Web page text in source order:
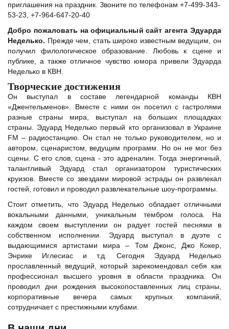
приглашения на праздник. Звоните по телефонам +7-499-343-
53-23, +7-964-647-20-40
Добро пожаловать на официальный сайт агента Эдуарда
Неделько. Прежде чем, стать широко известным ведущим, он
получил филологическое образование. Любовь к сцене и
публике, а также отличное чувство юмора привели Эдуарда
Неделько в КВН.
Творческие достижения
Он выступал в составе легендарной команды КВН
«Джентельменов». Вместе с ними он посетил с гастролями
разные страны мира, выступал на больших площадках
страны. Эдуард Неделько первый кто организовал в Украине
FM – радиостанцию. Он стал не только руководителем, но и
автором, сценаристом, ведущим программ. Но он не мог без
сцены. С его слов, сцена - это адреналин. Тогда энергичный,
талантливый Эдуард стал организатором туристических
круизов. Вместе со звездами мировой эстрады он развлекал
гостей, готовил и проводил развлекательные шоу-программы.
Стоит отметить, что Эдуард Неделько обладает отличными
вокальными данными, уникальным тембром голоса. На
каждом своем выступлении он радует гостей песнями в
собственном исполнении. Эдуард выступал в дуэте с
выдающимися артистами мира – Том Джонс, Джо Кокер,
Энрике Иглесиас и т.д. Сегодня Эдуард Неделько
прославленный ведущий, который зарекомендовал себя как
профессионал высшего уровня в области праздника. Он
проводил дни рождения высокопоставленных лиц страны,
корпоративные вечера самых крупных компаний,
сотрудничает с престижными клубами.